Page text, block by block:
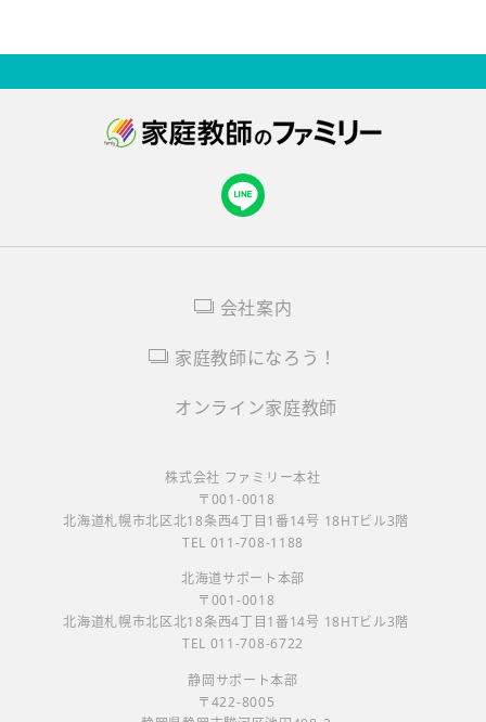
オンライン家庭教師
家庭教師になろう！
会社案内
株式会社 ファミリー本社
〒001-0018
北海道札幌市北区北18条西4丁目1番14号 18HTビル3階
TEL 011-708-1188
北海道サポート本部
〒001-0018
北海道札幌市北区北18条西4丁目1番14号 18HTビル3階
TEL 011-708-6722
静岡サポート本部
〒422-8005